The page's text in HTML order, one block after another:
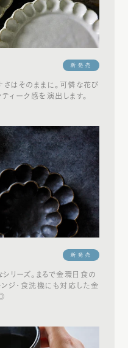
新発売
さはそのままに。可憐な花び
ィーク感を演出します。
新発売
リーズ。まるで金環日食の
ジ・食洗機にも対応した金